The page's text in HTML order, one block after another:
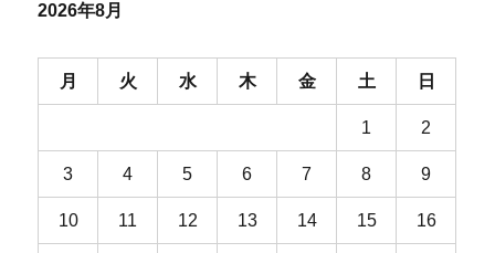
2026年8月
月 火 水 木 金 土 日
1 2
3 4 5 6 7 8 9
10 11 12 13 14 15 16